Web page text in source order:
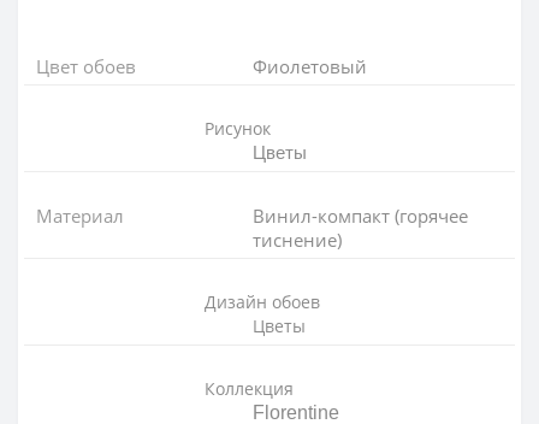
Цвет обоев Фиолетовый
Рисунок
Цветы
Материал
Винил-компакт (горячее
тиснение)
Дизайн обоев
Цветы
Коллекция
Florentine